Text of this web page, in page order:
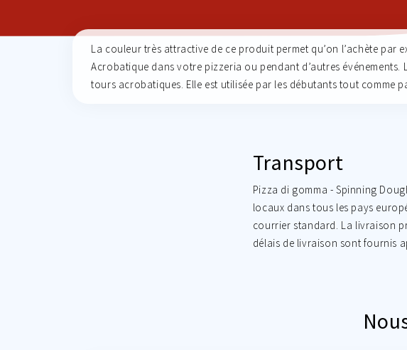
La couleur très attractive de ce produit permet qu’on l’achète par
Acrobatique dans votre pizzeria ou pendant d’autres
tours acrobatiques. Elle est utilisée par les débutants tout comme
Transport
Pizza di gomma - Spinning
locaux dans tous les pays
courrier standard. La livraison
délais de livraison sont fournis